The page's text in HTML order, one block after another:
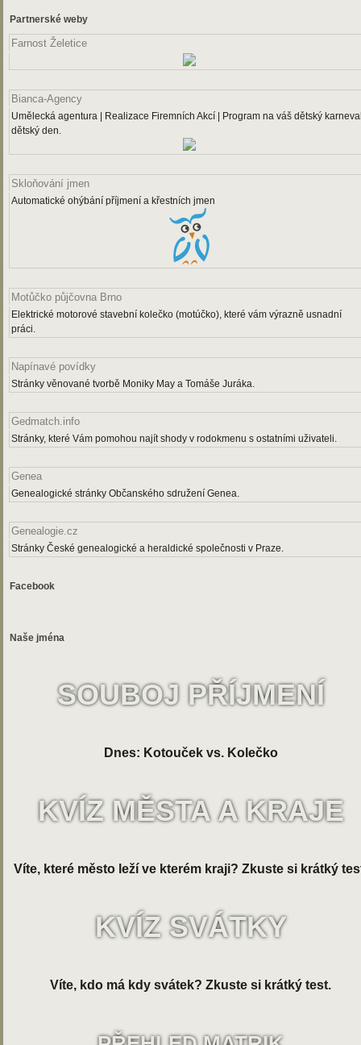
Partnerské weby
Farnost Želetice
Bianca-Agency
Umělecká agentura | Realizace Firemních Akcí | Program na váš dětský
dětský den.
Skloňování jmen
Automatické ohýbání příjmení a křestních jmen
Motůčko půjčovna Brno
Elektrické motorové stavební kolečko (motúčko), které vám výrazně usnadní
práci.
Napínavé povídky
Stránky věnované tvorbě Moniky May a Tomáše Juráka.
Gedmatch.info
Stránky, které Vám pomohou najít shody v rodokmenu s ostatními uživateli.
Genea
Genealogické stránky Občanského sdružení Genea.
Genealogie.cz
Stránky České genealogické a heraldické společnosti v Praze.
Facebook
Naše jména
SOUBOJ PŘÍJMENÍ
Dnes: Kotouček vs. Kolečko
KVÍZ MĚSTA A KRAJE
Víte, které město leží ve kterém kraji? Zkuste si krátký
KVÍZ SVÁTKY
Víte, kdo má kdy svátek? Zkuste si krátký test.